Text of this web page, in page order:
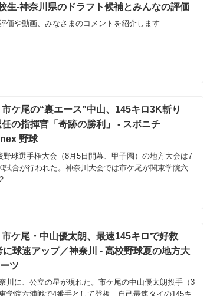
生-神奈川県のドラフト候補とみんなの評価
価や動画、みなさまのコメントを紹介します
市ケ尾の“裏エース”中山、145キロ3K斬り
の指揮官「奇跡の勝利」 - スポニチ
野球
野球選手権大会（8月5日開幕、甲子園）の地方大会は7
試合が行われた。神奈川大会では市ケ尾が関東学院六
市ケ尾・中山優太朗、最速145キロで好救
球速アップ／神奈川 - 高校野球夏の地方大
ツ
川に、公立の星が現れた。市ケ尾の中山優太朗投手（3
学院六浦戦で4番手として登板、自己最速タイの145キ